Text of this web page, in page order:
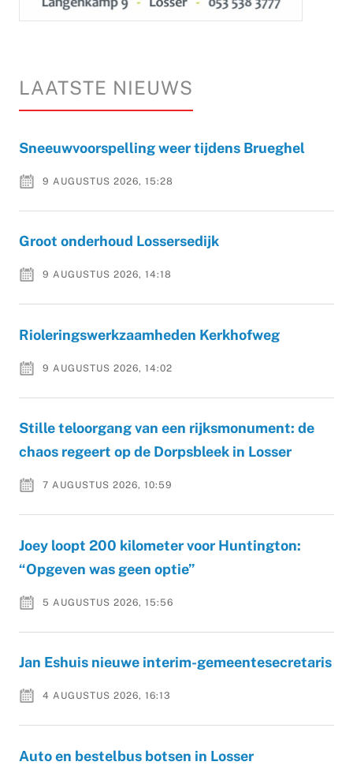
LAATSTE NIEUWS
Sneeuwvoorspelling weer tijdens Brueghel
9 AUGUSTUS 2026, 15:28
Groot onderhoud Lossersedijk
9 AUGUSTUS 2026, 14:18
Rioleringswerkzaamheden Kerkhofweg
9 AUGUSTUS 2026, 14:02
Stille teloorgang van een rijksmonument: de
chaos regeert op de Dorpsbleek in Losser
7 AUGUSTUS 2026, 10:59
Joey loopt 200 kilometer voor Huntington:
“Opgeven was geen optie”
5 AUGUSTUS 2026, 15:56
Jan Eshuis nieuwe interim-gemeentesecretaris
4 AUGUSTUS 2026, 16:13
Auto en bestelbus botsen in Losser